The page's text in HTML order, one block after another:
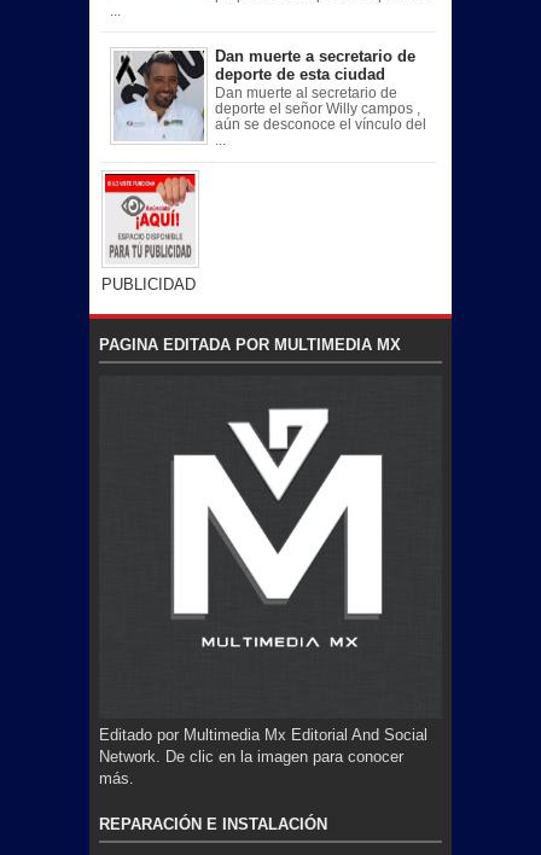
Dan muerte a secretario de
deporte de esta ciudad
Dan muerte al secretario de
deporte el señor Willy campos ,
aún se desconoce el vínculo del
...
PUBLICIDAD
PAGINA EDITADA POR MULTIMEDIA MX
Editado por Multimedia Mx Editorial And Social
Network. De clic en la imagen para conocer
más.
REPARACIÓN E INSTALACIÓN